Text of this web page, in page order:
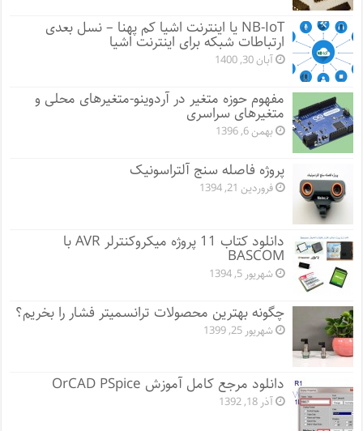
NB-IoT یا اینترنت اشیا کم پهنا – نسل بعدی
ارتباطات شبکه برای اینترنت اشیا
آبان 30, 1400
مفهوم حوزه متغیر در آردوینو-متغیرهای محلی و
متغیرهای سراسری
بهمن 6, 1396
پروژه فاصله سنج آلتراسونیک
فروردین 21, 1394
دانلود کتاب 11 پروژه میکروکنترلر AVR با
BASCOM
شهریور 5, 1394
چگونه بهترین محصولات ترانسمیتر فشار را بخریم؟
شهریور 25, 1399
دانلود مرجع کامل آموزش OrCAD PSpice
آذر 18, 1392